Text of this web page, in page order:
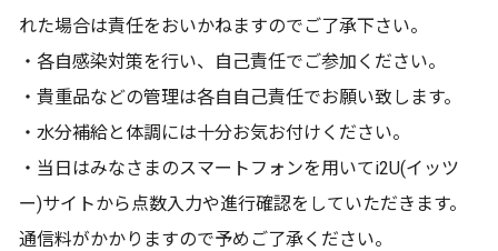
れた場合は責任をおいかねますのでご了承下さい。
・各自感染対策を行い、自己責任でご参加ください。
・貴重品などの管理は各自自己責任でお願い致します。
・水分補給と体調には十分お気お付けください。
・当日はみなさまのスマートフォンを用いてi2U(イッツ
ー)サイトから点数入力や進行確認をしていただきます。
通信料がかかりますので予めご了承ください。